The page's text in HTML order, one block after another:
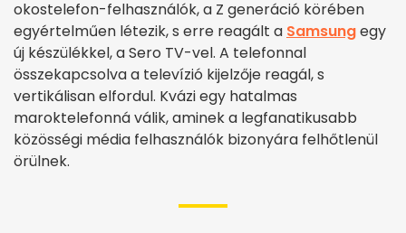
okostelefon-felhasználók, a Z generáció körében
egyértelműen létezik, s erre reagált a Samsungegy
új készülékkel, a Sero TV-vel. A telefonnal
összekapcsolva a televízió kijelzője reagál, s
vertikálisan elfordul. Kvázi egy hatalmas
maroktelefonná válik, aminek a legfanatikusabb
közösségi média felhasználók bizonyára felhőtlenül
örülnek.